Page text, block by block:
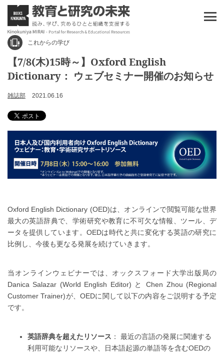
これからの学び
【7/8(木)15時～】Oxford English
Dictionary： ウェブセミナー開催のお知らせ
雑誌部 2021.06.16
Oxford English Dictionary (OED)は、オンラインで閲覧可能な世界
最大の英語辞典で、学術研究や教育に不可欠な情報、ツール、デ
ータを提供しています。OEDは時代と共に変化する英語の研究に
比例し、今後も更なる発展を続けていきます。
当オンラインウェビナーでは、オックスフォード大学出版局の
Danica Salazar (World English Editor) と Chen Zhou (Regional
Customer Trainer)が、OEDに関して以下の内容をご説明する予定
です。
英語辞典を超えたリソース ： 最近の言語の発展に関連する
利用可能なリソースや、日本語起源の単語等を含むOEDの